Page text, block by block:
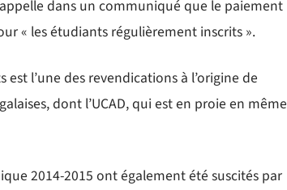
dans un communiqué que le paiement
« les étudiants régulièrement inscrits ».
l’une des revendications à l’origine de
dont l’UCAD, qui est en proie en même
2014-2015 ont également été suscités par